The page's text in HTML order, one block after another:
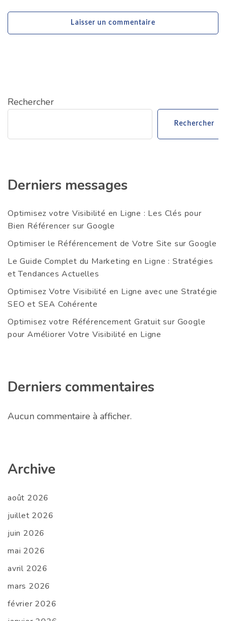
Rechercher
Rechercher
Derniers messages
Optimisez votre Visibilité en Ligne : Les Clés pour
Bien Référencer sur Google
Optimiser le Référencement de Votre Site sur Google
Le Guide Complet du Marketing en Ligne : Stratégies
et Tendances Actuelles
Optimisez Votre Visibilité en Ligne avec une Stratégie
SEO et SEA Cohérente
Optimisez votre Référencement Gratuit sur Google
pour Améliorer Votre Visibilité en Ligne
Derniers commentaires
Aucun commentaire à afficher.
Archive
août 2026
juillet 2026
juin 2026
mai 2026
avril 2026
mars 2026
février 2026